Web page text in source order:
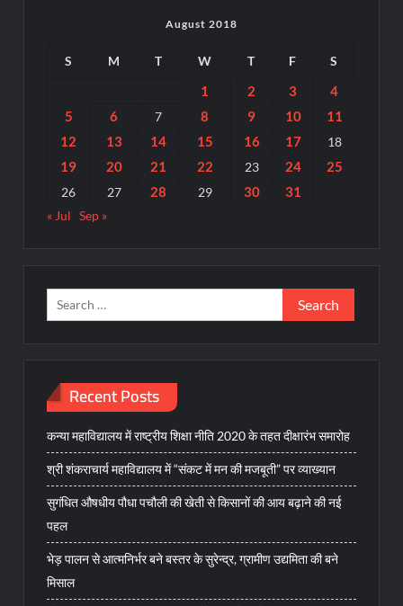
August 2018
S M T W T F S
1 2 3
4
5
6 7 8 9 10
11
12
13 14 15 16 17 18
19 20 21 22 23 24 25
26 27 28 29 30 31
« Jul Sep »
Search
for:
Recent Posts
कन्या महाविद्यालय में राष्ट्रीय शिक्षा नीति 2020 के तहत दीक्षारंभ समारोह
श्री शंकराचार्य महाविद्यालय में “संकट में मन की मजबूती” पर व्याख्यान
सुगंधित औषधीय पौधा पचौली की खेती से किसानों की आय बढ़ाने की नई
पहल
भेड़ पालन से आत्मनिर्भर बने बस्तर के सुरेन्द्र, ग्रामीण उद्यमिता की बने
मिसाल